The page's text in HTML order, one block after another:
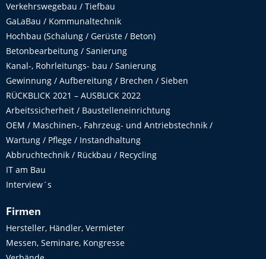
Verkehrswegebau / Tiefbau
GaLaBau / Kommunaltechnik
Hochbau (Schalung / Gerüste / Beton)
Betonbearbeitung / Sanierung
Kanal-, Rohrleitungs- bau / Sanierung
Gewinnung / Aufbereitung / Brechen / Sieben
RÜCKBLICK 2021 – AUSBLICK 2022
Arbeitssicherheit / Baustelleneinrichtung
OEM / Maschinen-, Fahrzeug- und Antriebstechnik /
Wartung / Pflege / Instandhaltung
Abbruchtechnik / Rückbau / Recycling
IT am Bau
Interview´s
Firmen
Hersteller, Händler, Vermieter
Messen, Seminare, Kongresse